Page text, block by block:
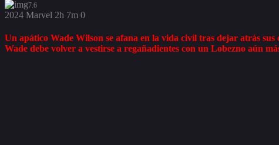
7.6
2024 Marvel 2h 7m 0
Un apático Wade Wilson se afana en la vida civil tras dejar atrás
Wade debe volver a vestirse a regañadientes con un Lobezno aún